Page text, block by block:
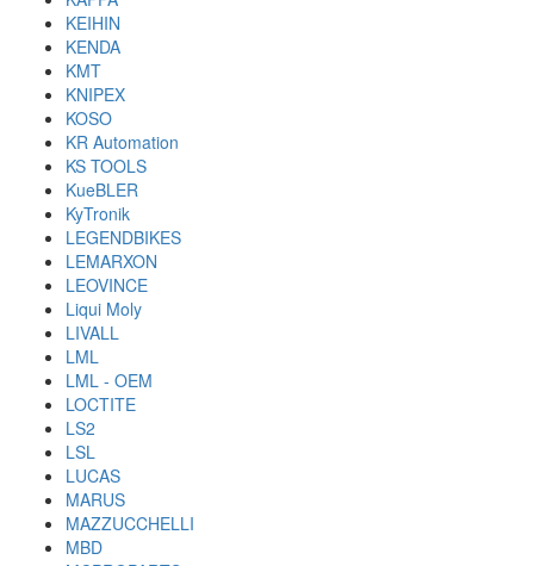
KEIHIN
KENDA
KMT
KNIPEX
KOSO
KR Automation
KS TOOLS
KueBLER
KyTronik
LEGENDBIKES
LEMARXON
LEOVINCE
Liqui Moly
LIVALL
LML
LML - OEM
LOCTITE
LS2
LSL
LUCAS
MARUS
MAZZUCCHELLI
MBD